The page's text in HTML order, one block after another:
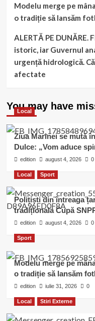
Modelu merge pe
o tradiție să lansăm
ALERTĂ PE DUNĂRE.
istoric, iar Guvernul
urgență hidrologică.
afectate
You may have
Local
Ziua Marinei se mută
Dulce: „Vom aduce
edition august 4, 2026 0
Local Sport
Polițiști din întreaga
tradiționala Cupă
edition august 4, 2026 0
Sport
Modelu merge pe
o tradiție să lansăm
edition iulie 31, 2026 0
Local Stiri Externe